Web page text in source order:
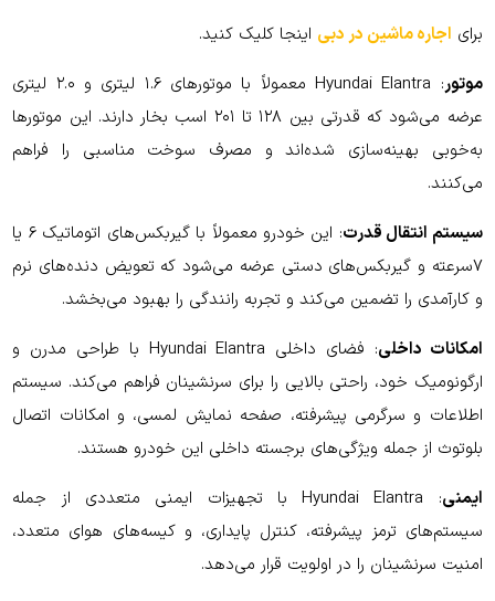
برای اجاره ماشین در دبی اینجا کلیک کنید.
موتور
: Hyundai Elantra معمولاً با موتورهای ۱.۶ لیتری و ۲.۰ لیتری
عرضه می‌شود که قدرتی بین ۱۲۸ تا ۲۰۱ اسب بخار دارند. این موتورها
به‌خوبی بهینه‌سازی شده‌اند و مصرف سوخت مناسبی را فراهم
می‌کنند.
سیستم انتقال قدرت
: این خودرو معمولاً با گیربکس‌های اتوماتیک ۶ یا
۷سرعته و گیربکس‌های دستی عرضه می‌شود که تعویض دنده‌های نرم
و کارآمدی را تضمین می‌کند و تجربه رانندگی را بهبود می‌بخشد.
امکانات داخلی
: فضای داخلی Hyundai Elantra با طراحی مدرن و
ارگونومیک خود، راحتی بالایی را برای سرنشینان فراهم می‌کند. سیستم
اطلاعات و سرگرمی پیشرفته، صفحه نمایش لمسی، و امکانات اتصال
بلوتوث از جمله ویژگی‌های برجسته داخلی این خودرو هستند.
ایمنی
: Hyundai Elantra با تجهیزات ایمنی متعددی از جمله
سیستم‌های ترمز پیشرفته، کنترل پایداری، و کیسه‌های هوای متعدد،
امنیت سرنشینان را در اولویت قرار می‌دهد.